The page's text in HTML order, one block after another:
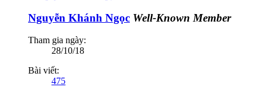
Nguyễn Khánh Ngọc Well-Known Member
Tham gia ngày:
28/10/18
Bài viết:
475